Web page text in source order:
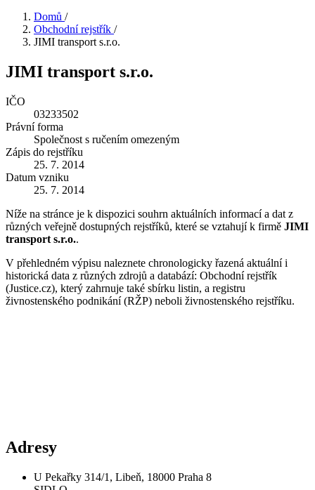
Domů /
Obchodní rejstřík /
JIMI transport s.r.o.
JIMI transport s.r.o.
IČO
03233502
Právní forma
Společnost s ručením omezeným
Zápis do rejstříku
25. 7. 2014
Datum vzniku
25. 7. 2014
Níže na stránce je k dispozici souhrn aktuálních informací a dat z
různých veřejně dostupných rejstříků, které se vztahují k firmě JIMI
transport s.r.o..
V přehledném výpisu naleznete chronologicky řazená aktuální i
historická data z různých zdrojů a databází: Obchodní rejstřík
(Justice.cz), který zahrnuje také sbírku listin, a registru
živnostenského podnikání (RŽP) neboli živnostenského rejstříku.
Adresy
U Pekařky 314/1, Libeň, 18000 Praha 8